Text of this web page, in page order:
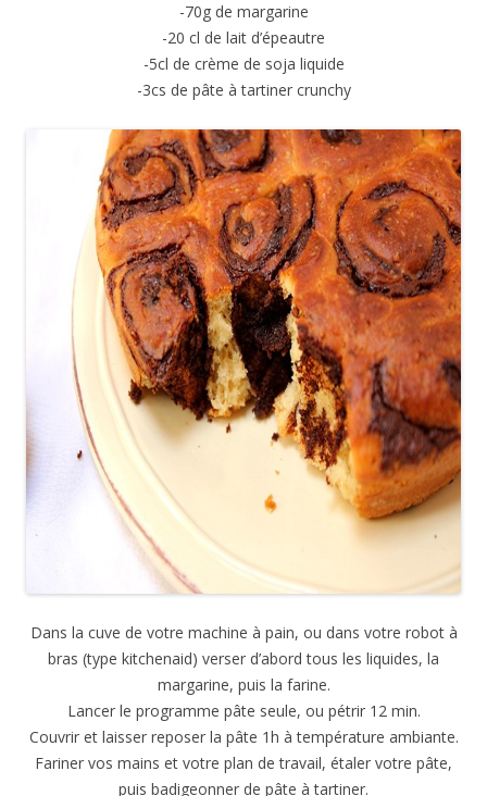
-70g de margarine
-20 cl de lait d’épeautre
-5cl de crème de soja liquide
-3cs de pâte à tartiner crunchy
Dans la cuve de votre machine à pain, ou dans votre robot à
bras (type kitchenaid) verser d’abord tous les liquides, la
margarine, puis la farine.
Lancer le programme pâte seule, ou pétrir 12 min.
Couvrir et laisser reposer la pâte 1h à température ambiante.
Fariner vos mains et votre plan de travail, étaler votre pâte,
puis badigeonner de pâte à tartiner.